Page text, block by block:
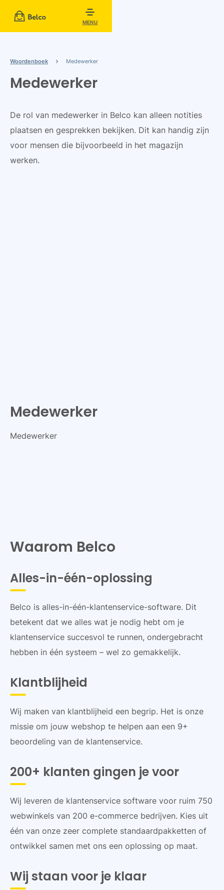
MENU
Woordenboek Medewerker
Medewerker
De rol van medewerker in Belco kan alleen notities
plaatsen en gesprekken bekijken. Dit kan handig zijn
voor mensen die bijvoorbeeld in het magazijn
werken.
Medewerker
Medewerker
Waarom Belco
Alles-in-één-oplossing
Belco is alles-in-één-klantenservice-software. Dit
betekent dat we alles wat je nodig hebt om je
klantenservice succesvol te runnen, ondergebracht
hebben in één systeem – wel zo gemakkelijk.
Klantblijheid
Wij maken van klantblijheid een begrip. Het is onze
missie om jouw webshop te helpen aan een 9+
beoordeling van de klantenservice.
200+ klanten gingen je voor
Wij leveren de klantenservice software voor ruim 750
webwinkels van 200 e-commerce bedrijven. Kies uit
één van onze zeer complete standaardpakketten of
ontwikkel samen met ons een oplossing op maat.
Wij staan voor je klaar